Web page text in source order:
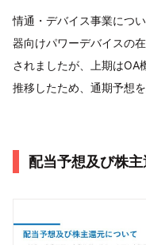
情通・デバイス事業につ
器向けパワーデバイスの
されましたが、上期はOA
推移したため、通期予想
配当予想及び株